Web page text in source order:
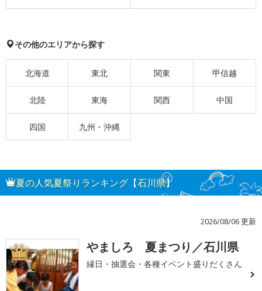
その他のエリアから探す
北海道 東北 関東 甲信越
北陸 東海 関西 中国
四国 九州・沖縄
夏の人気夏祭りランキング【石川県】
2026/08/06 更新
1 やましろ 夏まつり／石川県
縁日・抽選会・各種イベント盛りだくさん